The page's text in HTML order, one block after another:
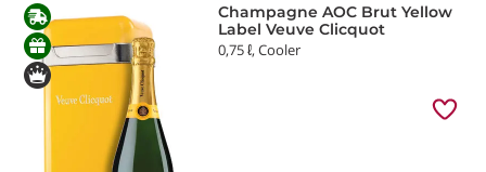
Champagne AOC Brut Yellow
Label Veuve Clicquot
0,75 ℓ, Cooler